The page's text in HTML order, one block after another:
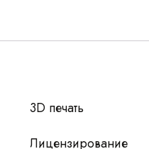
3D печать
Лицензирование